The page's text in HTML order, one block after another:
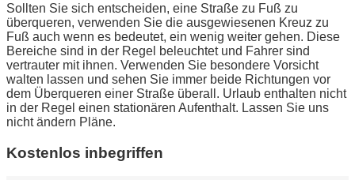
Sollten Sie sich entscheiden, eine Straße zu Fuß zu
überqueren, verwenden Sie die ausgewiesenen Kreuz zu
Fuß auch wenn es bedeutet, ein wenig weiter gehen. Diese
Bereiche sind in der Regel beleuchtet und Fahrer sind
vertrauter mit ihnen. Verwenden Sie besondere Vorsicht
walten lassen und sehen Sie immer beide Richtungen vor
dem Überqueren einer Straße überall. Urlaub enthalten nicht
in der Regel einen stationären Aufenthalt. Lassen Sie uns
nicht ändern Pläne.
Kostenlos inbegriffen